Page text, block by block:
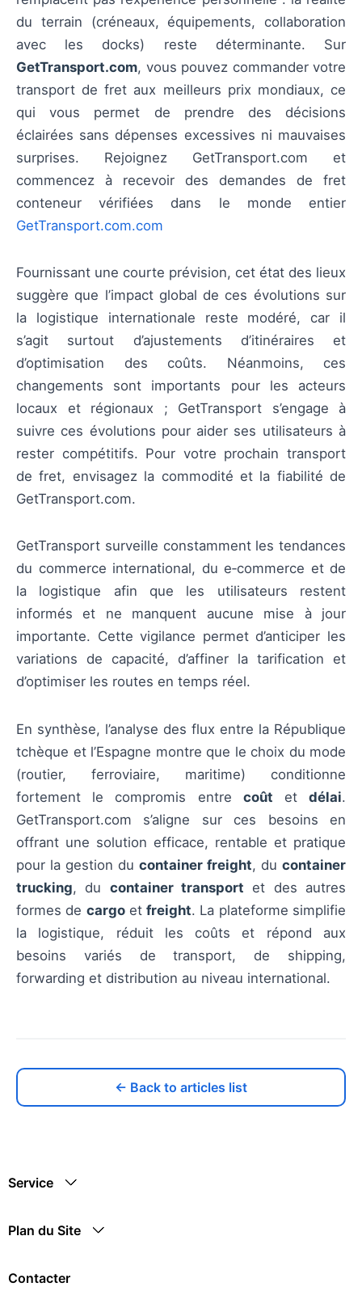
du terrain (créneaux, équipements, collaboration
avec les docks) reste déterminante. Sur
GetTransport.com, vous pouvez commander votre
transport de fret aux meilleurs prix mondiaux, ce
qui vous permet de prendre des décisions
éclairées sans dépenses excessives ni mauvaises
surprises. Rejoignez GetTransport.com et
commencez à recevoir des demandes de fret
conteneur vérifiées dans le monde entier
GetTransport.com.com
Fournissant une courte prévision, cet état des lieux
suggère que l’impact global de ces évolutions sur
la logistique internationale reste modéré, car il
s’agit surtout d’ajustements d’itinéraires et
d’optimisation des coûts. Néanmoins, ces
changements sont importants pour les acteurs
locaux et régionaux ; GetTransport s’engage à
suivre ces évolutions pour aider ses utilisateurs à
rester compétitifs. Pour votre prochain transport
de fret, envisagez la commodité et la fiabilité de
GetTransport.com.
GetTransport surveille constamment les tendances
du commerce international, du e‑commerce et de
la logistique afin que les utilisateurs restent
informés et ne manquent aucune mise à jour
importante. Cette vigilance permet d’anticiper les
variations de capacité, d’affiner la tarification et
d’optimiser les routes en temps réel.
En synthèse, l’analyse des flux entre la République
tchèque et l’Espagne montre que le choix du mode
(routier, ferroviaire, maritime) conditionne
fortement le compromis entre coût etdélai.
GetTransport.com s’aligne sur ces besoins en
offrant une solution efficace, rentable et pratique
pour la gestion du container freight, du container
trucking, du container transport et des autres
formes de cargoetfreight. La plateforme simplifie
la logistique, réduit les coûts et répond aux
besoins variés de transport, de shipping,
forwarding et distribution au niveau international.
← Back to articles list
Service
Plan du Site
Contacter